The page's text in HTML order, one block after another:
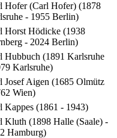
Hofer (Carl Hofer) (1878
- 1955 Berlin)
Horst Hödicke (1938
- 2024 Berlin)
Hubbuch (1891 Karlsruhe
Karlsruhe)
Josef Aigen (1685 Olmütz
Wien)
Kappes (1861 - 1943)
Kluth (1898 Halle (Saale) -
Hamburg)